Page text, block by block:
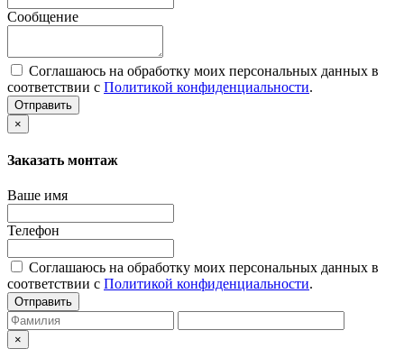
Сообщение
Соглашаюсь на обработку моих персональных данных в
соответствии с Политикой конфиденциальности.
Отправить
×
Заказать монтаж
Ваше имя
Телефон
Соглашаюсь на обработку моих персональных данных в
соответствии с Политикой конфиденциальности.
Отправить
×